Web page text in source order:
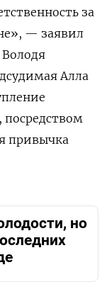
за
— заявил
Володя
Алла
посредством
привычка
но